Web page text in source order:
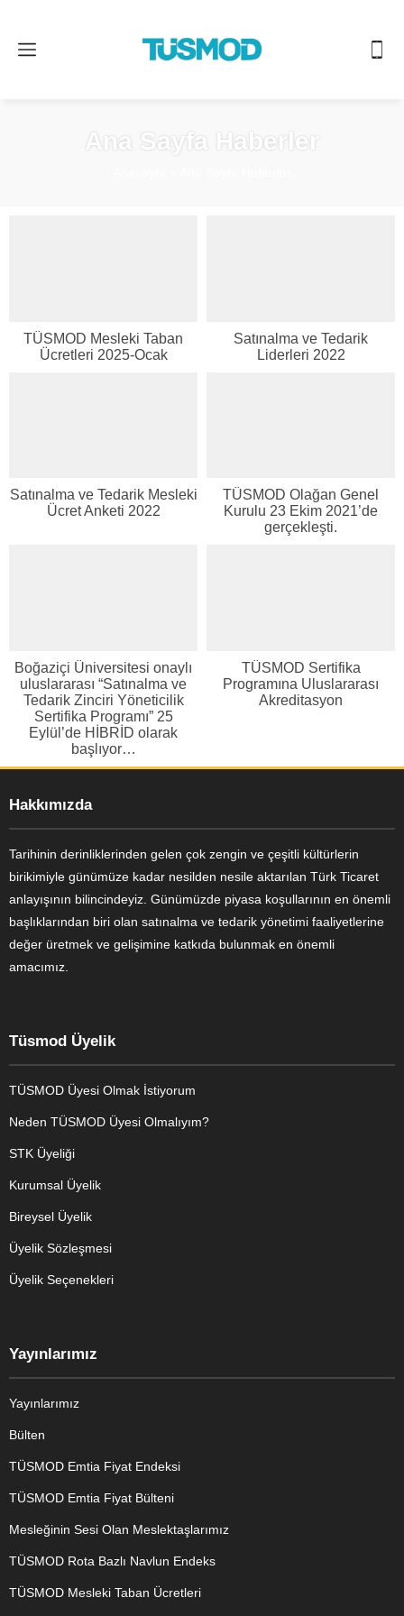
Ana Sayfa Haberler
TÜSMOD Mesleki Taban
Ücretleri 2025-Ocak
Satınalma ve Tedarik
Liderleri 2022
Satınalma ve Tedarik Mesleki
Ücret Anketi 2022
TÜSMOD Olağan Genel
Kurulu 23 Ekim 2021’de
gerçekleşti.
Boğaziçi Üniversitesi onaylı
uluslararası “Satınalma ve
Tedarik Zinciri Yöneticilik
Sertifika Programı” 25
Eylül’de HİBRİD olarak
başlıyor…
TÜSMOD Sertifika
Programına Uluslararası
Akreditasyon
Hakkımızda
Tarihinin derinliklerinden gelen çok zengin ve çeşitli kültürlerin
birikimiyle günümüze kadar nesilden nesile aktarılan Türk Ticaret
anlayışının bilincindeyiz. Günümüzde piyasa koşullarının en önemli
başlıklarından biri olan satınalma ve tedarik yönetimi faaliyetlerine
değer üretmek ve gelişimine katkıda bulunmak en önemli
amacımız.
Tüsmod Üyelik
TÜSMOD Üyesi Olmak İstiyorum
Neden TÜSMOD Üyesi Olmalıyım?
STK Üyeliği
Kurumsal Üyelik
Bireysel Üyelik
Üyelik Sözleşmesi
Üyelik Seçenekleri
Yayınlarımız
Yayınlarımız
Bülten
TÜSMOD Emtia Fiyat Endeksi
TÜSMOD Emtia Fiyat Bülteni
Mesleğinin Sesi Olan Meslektaşlarımız
TÜSMOD Rota Bazlı Navlun Endeks
TÜSMOD Mesleki Taban Ücretleri